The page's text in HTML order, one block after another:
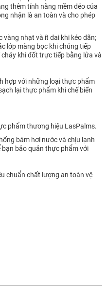
thêm tính năng mềm dẻo của
nhận là an toàn và cho phép
nhạt và ít dai khi kéo dãn;
lớp màng bọc khi chúng tiếp
khi đốt trực tiếp bằng lửa và
hợp với những loại thực phẩm
lại thực phẩm khi chế biến
phẩm thương hiệu LasPalms.
bám hơi nước và chịu lạnh
bảo quản thực phẩm với
chuẩn chất lượng an toàn vệ